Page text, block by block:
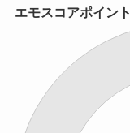
エモスコアポイント